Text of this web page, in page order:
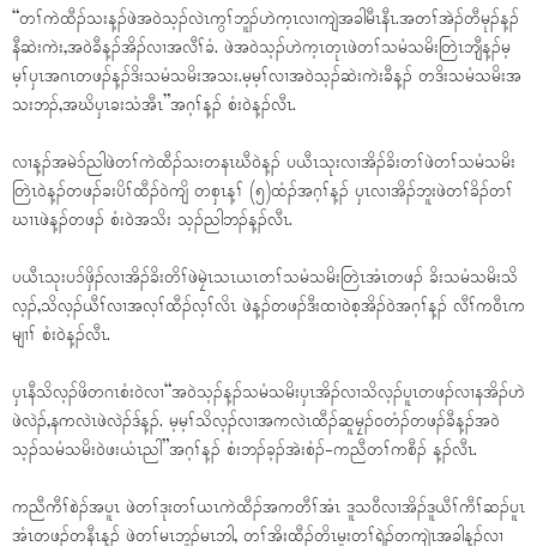
“တၢ်ကဲထီၣ်သးန့ၣ်ဖဲအ၀ဲသ့ၣ်လဲၤကွၢ်ဘူၣ်ဟဲက့ၤလၢကျဲအခါမီၤနီၤ.အတၢ်အဲၣ်တီမုၣ်န့ၣ်
နီဆဲးကဲး,အ၀ဲခီန့ၣ်အိၣ်လၢအလီၢ်ခံ. ဖဲအ၀ဲသ့ၣ်ဟဲက့ၤတုၤဖဲတၢ်သမံသမိးတြဲၤဘျီန့ၣ်မ့
မ့ၢ်ပှၤအဂၤတဖၣ်န့ၣ်ဒိးသမံသမိးအသး.မ့မ့ၢ်လၢအ၀ဲသ့ၣ်ဆဲးကဲးခီန့ၣ် တဒိးသမံသမိးအ
သးဘၣ်,အဃိပှၤခးသံအီၤ”အဂ့ၢ်န့ၣ် စံး၀ဲန့ၣ်လီၤ.
လၢန့ၣ်အမဲၥ်ညါဖဲတၢ်ကဲထီၣ်သးတနၤဃီ၀ဲန့ၣ် ပယီၤသုးလၢအိၣ်ခိးတၢ်ဖဲတၢ်သမံသမိး
တြဲၤ၀ဲန့ၣ်တဖၣ်ခးပိၢ်ထီၣ်၀ဲကျိ တစှၤန့ၢ် (၅)ထံၣ်အဂ့ၢ်န့ၣ် ပှၤလၢအိၣ်ဘူးဖဲတၢ်ခိၣ်တၢ်
ဃၢၤဖဲန့ၣ်တဖၣ် စံး၀ဲအသိး သ့ၣ်ညါဘၣ်န့ၣ်လီၤ.
ပယီၤသုးပၥ်ဖှိၣ်လၢအိၣ်ခိးတိၢ်ဖဲမၠဲၤသၤယၤတၢ်သမံသမိးတြဲၤအံၤတဖၣ် ခိးသမံသမိးသိ
လ့ၣ်,သိလ့ၣ်ယီၢ်လၢအလ့ၢ်ထီၣ်လ့ၢ်လိၤ ဖဲန့ၣ်တဖၣ်ဒီးထၢ၀ဲစ့အိၣ်၀ဲအဂ့ၢ်န့ၣ် လီၢ်က၀ီၤက
မျၢၢ် စံး၀ဲန့ၣ်လီၤ.
ပှၤနီသိလ့ၣ်ဖိတဂၤစံး၀ဲလၢ“အ၀ဲသ့ၣ်န့ၣ်သမံသမိးပှၤအိၣ်လၢသိလ့ၣ်ပူၤတဖၣ်လၢနအိၣ်ဟဲ
ဖဲလဲၣ်,နကလဲၤဖဲလဲၣ်ဒ်န့ၣ်. မ့မ့ၢ်သိလ့ၣ်လၢအကလဲၤထီၣ်ဆူမၠၣ်၀တံၣ်တဖၣ်ခီန့ၣ်အ၀ဲ
သ့ၣ်သမံသမိး၀ဲဖးယံၤညါ”အဂ့ၢ်န့ၣ် စံးဘၣ်ခ့ၣ်အဲးစံၣ်-ကညီတၢ်ကစီၣ် န့ၣ်လီၤ.
ကညီကီၢ်စဲၣ်အပူၤ ဖဲတၢ်ဒုးတၢ်ယၤကဲထီၣ်အကတီၢ်အံၤ ဒူသ၀ီလၢအိၣ်ဒူယီၢ်ကီၢ်ဆၣ်ပူၤ
အံၤတဖၣ်တနီၤန့ၣ် ဖဲတၢ်မၤဘူၣ်မၤဘါ, တၢ်အိးထီၣ်တိၤမူးတၢ်ရဲၣ်တကျဲၤအခါန့ၣ်လၢ